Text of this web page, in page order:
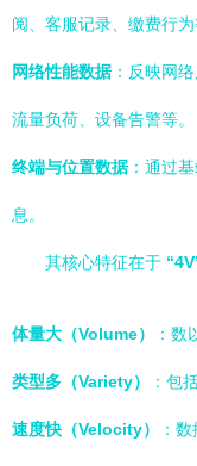
阅、客服记录、缴费行为
网络性能数据：反映网
流量负荷、设备告警等。
终端与位置数据：通过
息。
其核心特征在于
体量大（Volume） ：数
类型多（Variety） ：包
速度快（Velocity） ：